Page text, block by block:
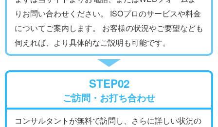
りお問い合わせください。 ISOプロのサービスや料金
についてご案内します。 お客様の状況やご要望なども
伺えれば、より具体的なご説明も可能です。
STEP02
ご訪問・お打ち合わせ
コンサルタントが無料で訪問し、さらに詳しい状況の